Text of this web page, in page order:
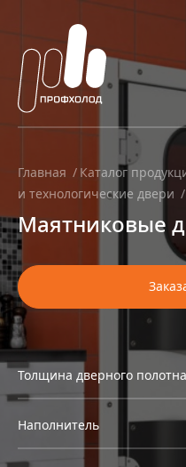
Главная Каталог
и технологические двери
Маятниковые
Толщина дверного полотна
Наполнитель